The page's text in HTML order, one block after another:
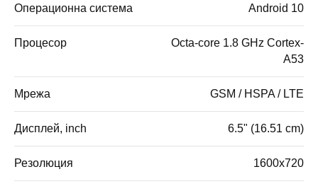
Операционна система Android 10
Процесор
Octa-core 1.8 GHz Cortex-
A53
Мрежа GSM / HSPA / LTE
Дисплей, inch 6.5" (16.51 cm)
Резолюция 1600x720